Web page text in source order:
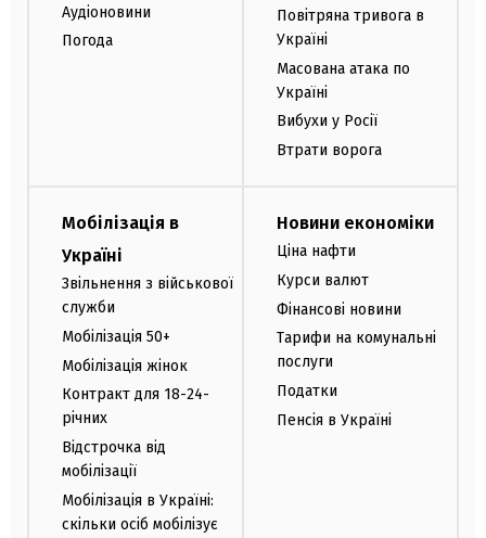
Аудіоновини
Погода
Повітряна тривога в
Україні
Масована атака по
Україні
Вибухи у Росії
Втрати ворога
Мобілізація в
Україні
Звільнення з військової
служби
Мобілізація 50+
Мобілізація жінок
Контракт для 18-24-
річних
Відстрочка від
мобілізації
Мобілізація в Україні:
скільки осіб мобілізує
Новини економіки
Ціна нафти
Курси валют
Фінансові новини
Тарифи на комунальні
послуги
Податки
Пенсія в Україні